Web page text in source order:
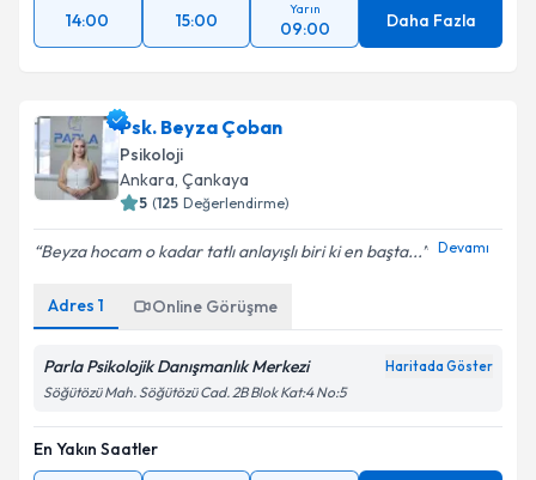
14:00 15:00
Yarın
09:00 Daha Fazla
Psk. Beyza Çoban
Psikoloji
Ankara, Çankaya
5 (125 Değerlendirme)
Beyza hocam o kadar tatlı anlayışlı biri ki en başta... Devamı
Adres 1 Online Görüşme
Parla Psikolojik Danışmanlık Merkezi Haritada Göster
Söğütözü Mah. Söğütözü Cad. 2B Blok Kat:4 No:5
En Yakın Saatler